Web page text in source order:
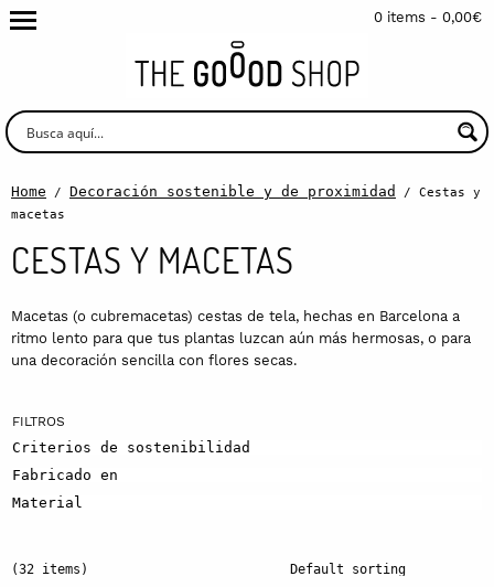
0 items - 0,00€
Home / Decoración sostenible y de proximidad
/ Cestas y
macetas
CESTAS Y MACETAS
Macetas (o cubremacetas) cestas de tela, hechas en Barcelona a
ritmo lento para que tus plantas luzcan aún más hermosas, o para
una decoración sencilla con flores secas.
Criterios de sostenibilidad
Fabricado en
Material
(32 items)